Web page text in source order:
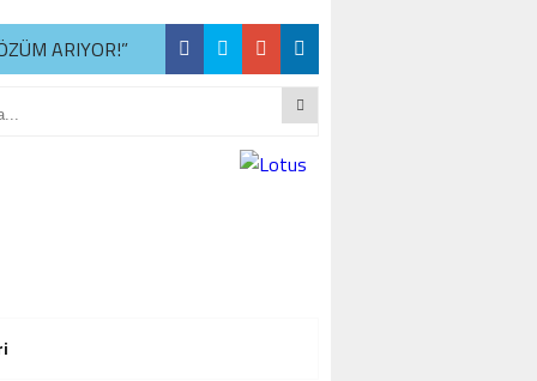
ARIYOR!”